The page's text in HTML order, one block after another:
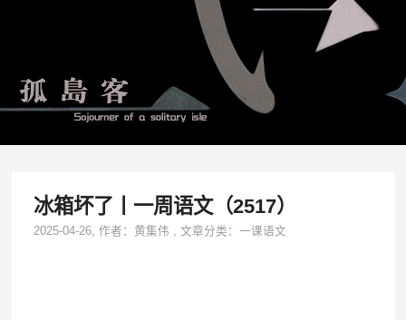
冰箱坏了丨一周语文（2517）
2025-04-26, 作者：黄集伟 ,文章分类：一课语文